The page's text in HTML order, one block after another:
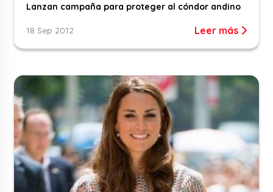
Lanzan campaña para proteger al cóndor andino
18 Sep 2012 Leer más